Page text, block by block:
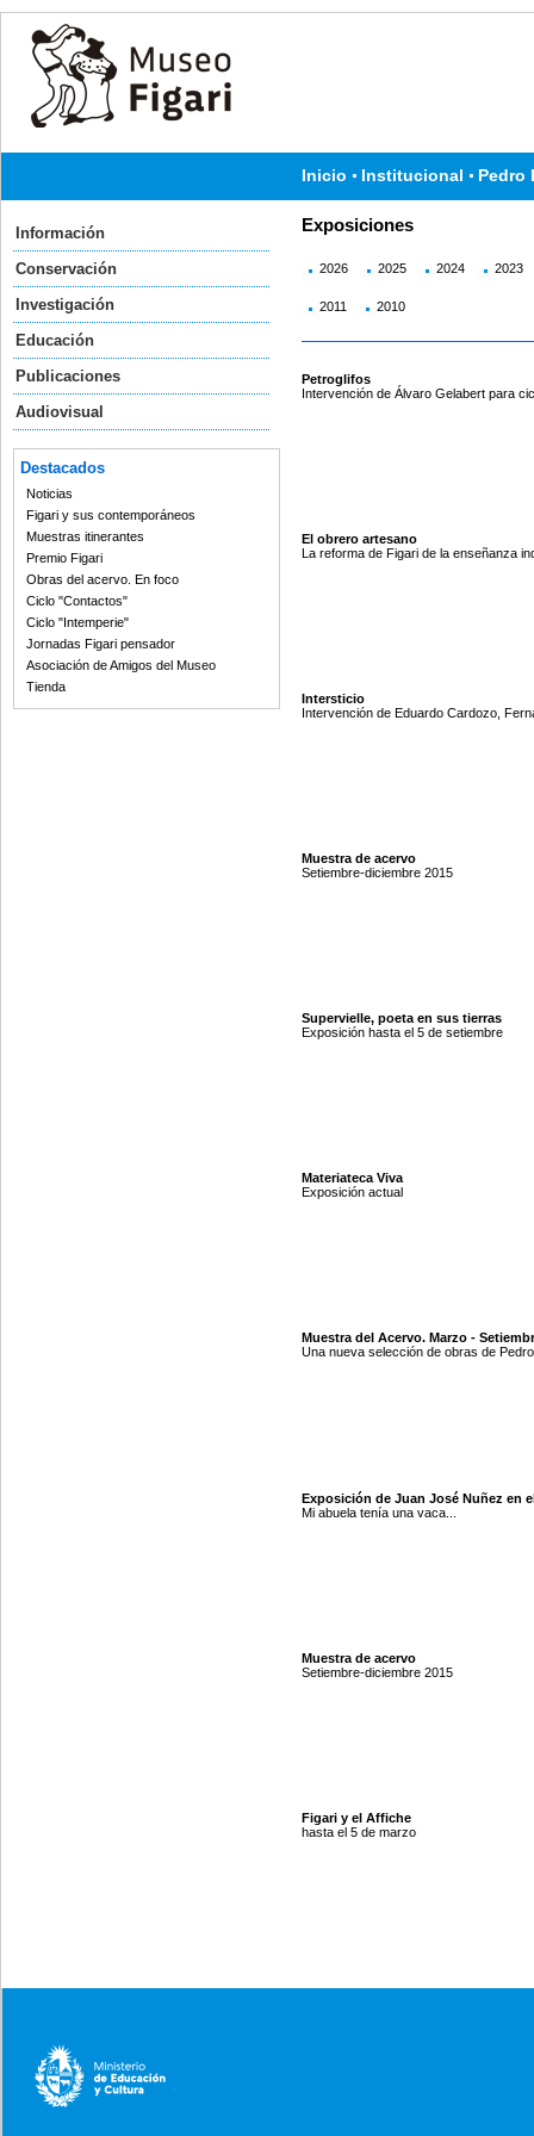
Inicio Institucional Pedro
Información
Conservación
Investigación
Educación
Publicaciones
Audiovisual
Destacados
Noticias
Figari y sus contemporáneos
Muestras itinerantes
Premio Figari
Obras del acervo. En foco
Ciclo "Contactos"
Ciclo "Intemperie"
Jornadas Figari pensador
Asociación de Amigos del Museo
Tienda
Exposiciones
2026 2025 2024 2023
2011 2010
Petroglifos
Intervención de Álvaro Gelabert para
El obrero artesano
La reforma de Figari de la enseñanza
Intersticio
Intervención de Eduardo Cardozo,
Muestra de acervo
Setiembre-diciembre 2015
Supervielle, poeta en sus tierras
Exposición hasta el 5 de setiembre
Materiateca Viva
Exposición actual
Muestra del Acervo. Marzo -
Una nueva selección de obras de
Exposición de Juan José Nuñez en
Mi abuela tenía una vaca...
Muestra de acervo
Setiembre-diciembre 2015
Figari y el Affiche
hasta el 5 de marzo